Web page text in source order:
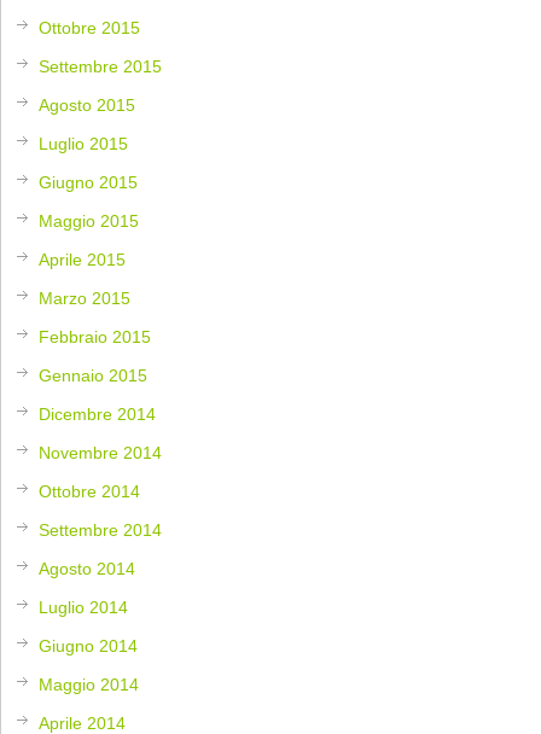
Ottobre 2015
Settembre 2015
Agosto 2015
Luglio 2015
Giugno 2015
Maggio 2015
Aprile 2015
Marzo 2015
Febbraio 2015
Gennaio 2015
Dicembre 2014
Novembre 2014
Ottobre 2014
Settembre 2014
Agosto 2014
Luglio 2014
Giugno 2014
Maggio 2014
Aprile 2014